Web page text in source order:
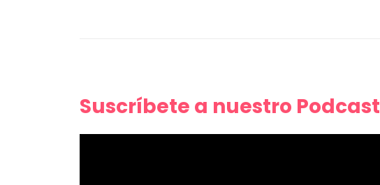
Suscríbete a nuestro Podcast